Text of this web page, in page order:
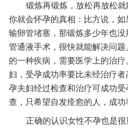
锻炼再锻炼，放松再放松就
你就会怀孕的真相：比方说，
输卵管堵塞，那锻炼多少年也
管通液手术，很快就能解决问
的一种疾病，需要医学上的治
妇，受孕成功率要比未经治疗
孕夫妇经过检查和治疗可成功
查，只希望自发痊愈的人，成功
正确的认识女性不孕也是很